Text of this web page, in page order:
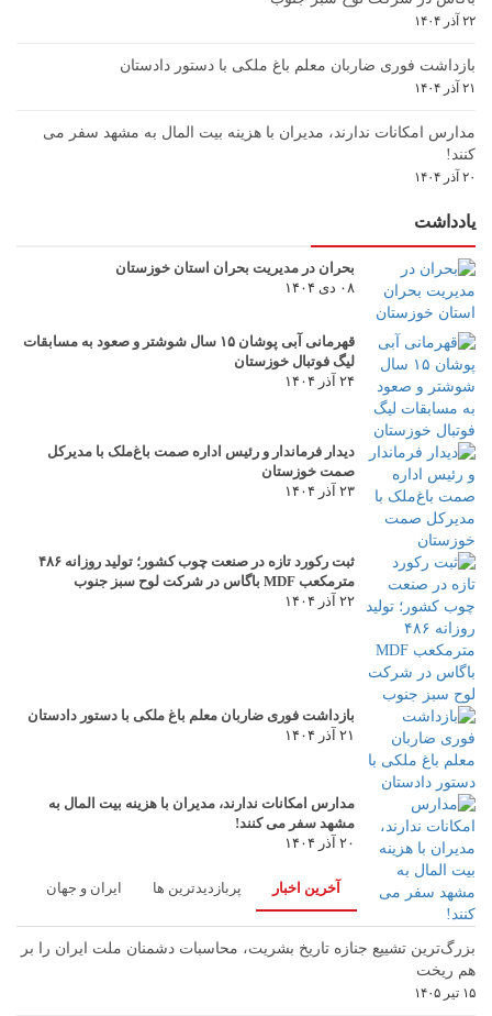
۲۲ آذر ۱۴۰۴
بازداشت فوری ضاربان معلم باغ ملکی با دستور دادستان
۲۱ آذر ۱۴۰۴
مدارس امکانات ندارند، مدیران با هزینه بیت المال به مشهد سفر می
کنند!
۲۰ آذر ۱۴۰۴
یادداشت
بحران در مدیریت بحران استان خوزستان
۰۸ دی ۱۴۰۴
قهرمانی آبی پوشان ۱۵ سال شوشتر و صعود به مسابقات
لیگ فوتبال خوزستان
۲۴ آذر ۱۴۰۴
دیدار فرماندار و رئیس اداره صمت باغ‌ملک با مدیرکل
صمت خوزستان
۲۳ آذر ۱۴۰۴
ثبت رکورد تازه در صنعت چوب کشور؛ تولید روزانه ۴۸۶
مترمکعب MDF باگاس در شرکت لوح سبز جنوب
۲۲ آذر ۱۴۰۴
بازداشت فوری ضاربان معلم باغ ملکی با دستور دادستان
۲۱ آذر ۱۴۰۴
مدارس امکانات ندارند، مدیران با هزینه بیت المال به
مشهد سفر می کنند!
۲۰ آذر ۱۴۰۴
آخرین اخبار پربازدیدترین ها ایران و جهان
بزرگ‌ترین تشییع جنازه تاریخ بشریت، محاسبات دشمنان ملت ایران را بر
هم ریخت
۱۵ تیر ۱۴۰۵